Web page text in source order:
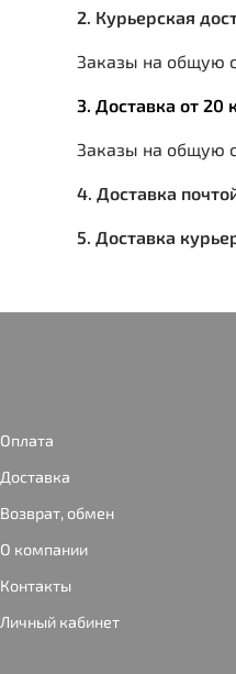
2. Курьерская
Заказы на общую
3. Доставка от
Заказы на общую
4. Доставка
5. Доставка
Оплата
Доставка
Возврат, обмен
О компании
Контакты
Личный кабинет